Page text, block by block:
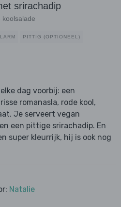
srirachadip
koolsalade
PITTIG (OPTIONEEL)
dag voorbij: een
romanasla, rode kool,
Je serveert vegan
een pittige srirachadip. En
super kleurrijk, hij is ook nog
Natalie